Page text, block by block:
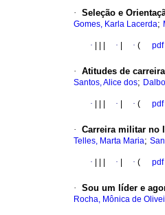
· Seleção e
Gomes, Karla Lacerda;
· · · ( pdf
· Atitudes de
Santos, Alice dos;
· · · ( pdf
· Carreira militar no
Telles, Marta Maria;
· · · ( pdf
· Sou um líder e
Rocha, Mônica de